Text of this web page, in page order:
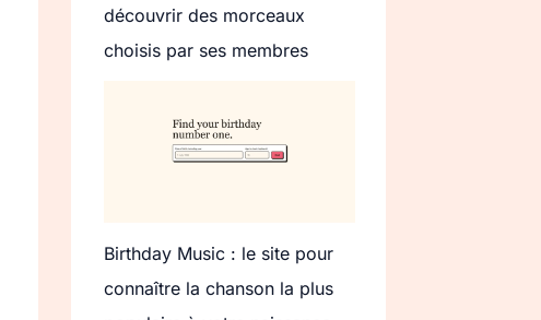
découvrir des morceaux
choisis par ses membres
Birthday Music : le site pour
connaître la chanson la plus